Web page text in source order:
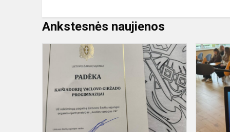
Ankstesnės naujienos
Juodasis
vanagas'
24